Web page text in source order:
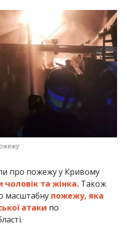
про пожежу у Кривому
та жінка.Також
масштабну пожежу, яка
атаки по